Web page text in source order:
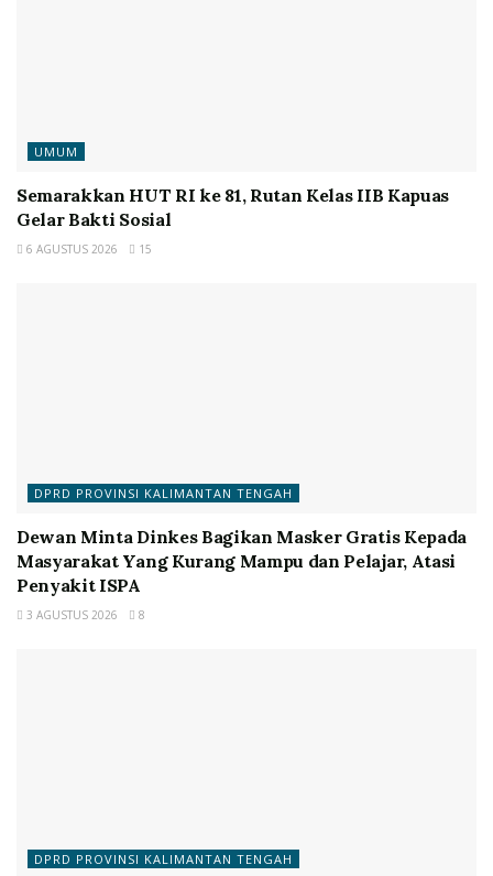
UMUM
Semarakkan HUT RI ke 81, Rutan Kelas IIB Kapuas
Gelar Bakti Sosial
6 AGUSTUS 2026 15
DPRD PROVINSI KALIMANTAN TENGAH
Dewan Minta Dinkes Bagikan Masker Gratis Kepada
Masyarakat Yang Kurang Mampu dan Pelajar, Atasi
Penyakit ISPA
3 AGUSTUS 2026 8
DPRD PROVINSI KALIMANTAN TENGAH